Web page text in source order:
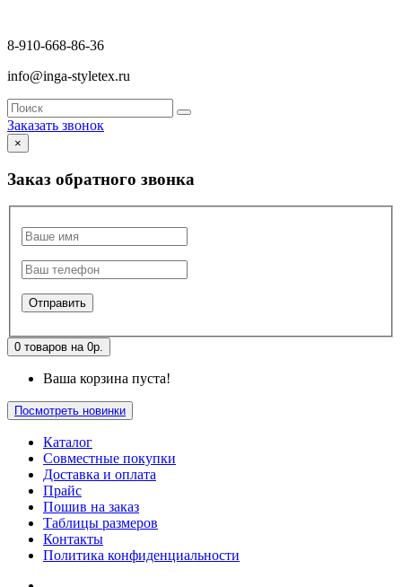
8-910-668-86-36
info@inga-styletex.ru
Заказать звонок
×
Заказ обратного звонка
0 товаров на 0р.
Ваша корзина пуста!
Посмотреть новинки
Каталог
Совместные покупки
Доставка и оплата
Прайс
Пошив на заказ
Таблицы размеров
Контакты
Политика конфиденциальности